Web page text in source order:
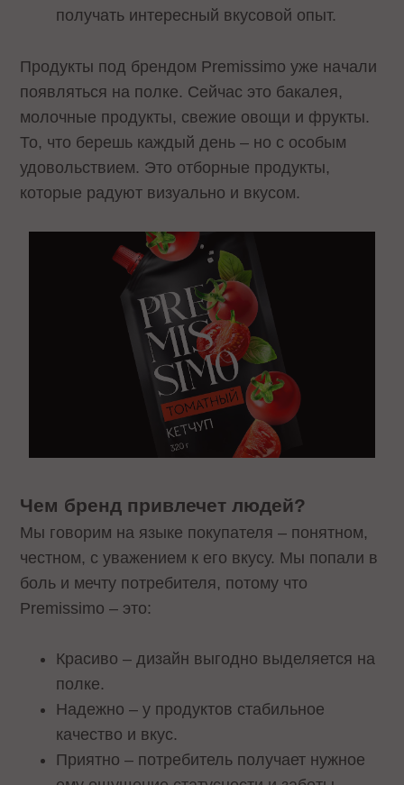
получать интересный вкусовой опыт.
Продукты под брендом Premissimo уже начали
появляться на полке. Сейчас это бакалея,
молочные продукты, свежие овощи и фрукты.
То, что берешь каждый день – но с особым
удовольствием. Это отборные продукты,
которые радуют визуально и вкусом.
Чем бренд привлечет людей?
Мы говорим на языке покупателя – понятном,
честном, с уважением к его вкусу. Мы попали в
боль и мечту потребителя, потому что
Premissimo – это:
Красиво – дизайн выгодно выделяется на
полке.
Надежно – у продуктов стабильное
качество и вкус.
Приятно – потребитель получает нужное